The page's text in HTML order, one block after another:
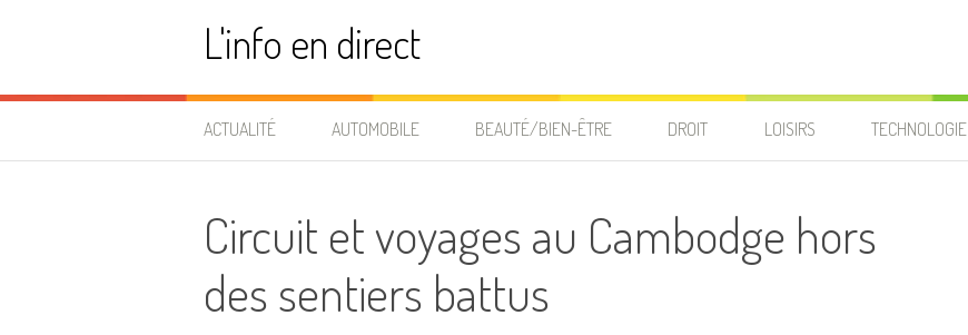
L'info en direct
ACTUALITÉ AUTOMOBILE BEAUTÉ/BIEN-ÊTRE DROIT LOISIRS TECHNOLOGIE
Circuit et voyages au Cambodge hors
des sentiers battus